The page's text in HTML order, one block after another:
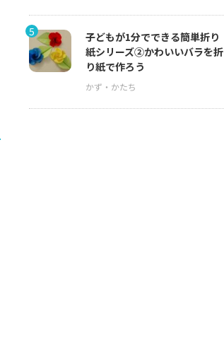
5
子どもが1分でできる簡単折り
紙シリーズ②かわいいバラを折
り紙で作ろう